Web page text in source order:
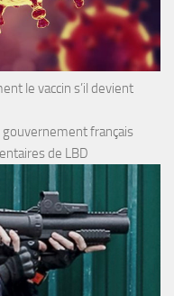
le vaccin s’il devient
gouvernement français
de LBD